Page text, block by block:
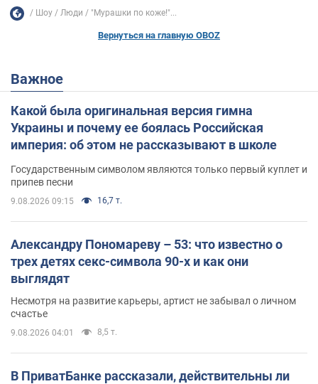
Шоу Люди "Мурашки по коже!"...
Вернуться на главную OBOZ
Важное
Какой была оригинальная версия гимна
Украины и почему ее боялась Российская
империя: об этом не рассказывают в школе
Государственным символом являются только первый куплет и
припев песни
9.08.2026 09:15 16,7 т.
Александру Пономареву – 53: что известно о
трех детях секс-символа 90-х и как они
выглядят
Несмотря на развитие карьеры, артист не забывал о личном
счастье
9.08.2026 04:01 8,5 т.
В ПриватБанке рассказали, действительны ли